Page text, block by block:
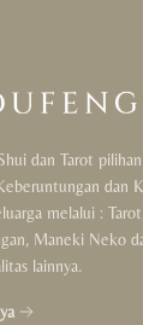
dan Tarot
dan
melalui :
Maneki Neko
lainnya.